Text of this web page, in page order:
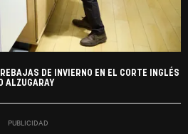
DE INVIERNO EN EL CORTE INGLÉS
ALZUGARAY